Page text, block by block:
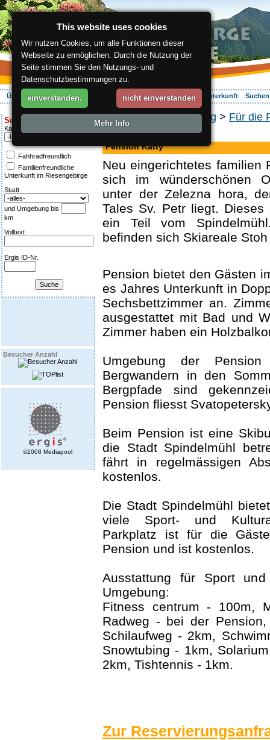
Über die Region Aktiv Erleben Entspannung Ihr Urlaub Unterkunft
Suche:
Kategorie
Fahhradfreundlich
Familienfreundliche
Unterkunft im Riesengebirge
Stadt
und Umgebung bis
km
Volltext
Ergis ID-Nr.
Besucher Anzahl
©2008 Mediapool
ergis.cz>Entspannung > Für die
Pension
Pension Katty
Neu eingerichtetes familien
sich im wünderschönen
unter der Zelezna hora,
Tales Sv. Petr liegt. Dieses
ein Teil vom
befinden sich Skiareale
Pension bietet den Gästen
es Jahres Unterkunft in
Sechsbettzimmer an.
ausgestattet mit Bad und
Zimmer haben ein
Umgebung der
Bergwandern in den
Bergpfade sind
Pension fliesst
Beim Pension ist eine
die Stadt Spindelmühl
fährt in regelmässigen
kostenlos.
Die Stadt Spindelmühl
viele Sport- und
Parkplatz ist für die
Pension und ist kostenlos.
Ausstattung für Sport
Umgebung:
Fitness centrum - 100m,
Radweg - bei der
Schilaufweg - 2km,
Snowtubing - 1km,
2km, Tishtennis - 1km.
Zur
This website uses cookies
Wir nutzen Cookies, um alle Funktionen dieser
Webseite zu ermöglichen. Durch die Nutzung der
Seite stimmen Sie den Nutzungs- und
Datenschutzbestimmungen zu.
einverstanden. nicht einverstanden
Mehr Info